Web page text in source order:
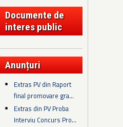
Documente de
interes public
Anunțuri
Extras PV din Raport
final promovare gra...
Extras din PV Proba
Interviu Concurs Pro...